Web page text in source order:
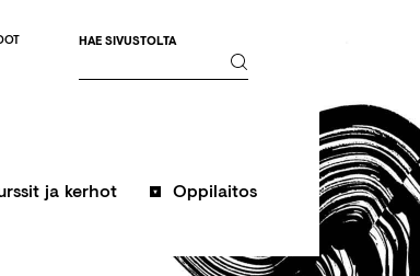
HAE SIVUSTOLTA
ja kerhot Oppilaitos